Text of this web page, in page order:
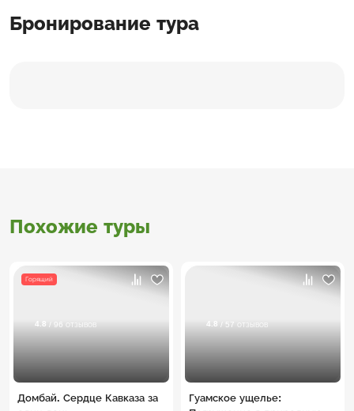
Бронирование тура
Похожие туры
Горящий
4.8 / 96 отзывов
Домбай. Сердце Кавказа за
4.8 / 57 отзывов
Гуамское ущелье: